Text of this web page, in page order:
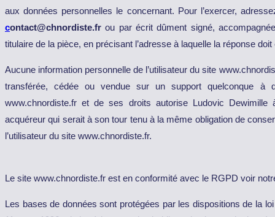
aux données personnelles le concernant. Pour l’exercer,
contact@chnordiste.fr ou par écrit dûment signé,
titulaire de la pièce, en précisant l’adresse à laquelle la réponse
Aucune information personnelle de l’utilisateur du site
transférée, cédée ou vendue sur un support quelconque à
www.chnordiste.fr et de ses droits autorise Ludovic Dewimille
acquéreur qui serait à son tour tenu à la même obligation de
l’utilisateur du site www.chnordiste.fr.
Le site www.chnordiste.fr est en conformité avec le RGPD voir
Les bases de données sont protégées par les dispositions de la